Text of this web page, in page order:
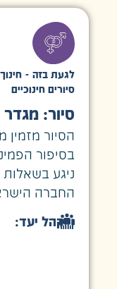
לגעת בזה - חינוך
סיורים חינוכיים
סיור:
הסיור
בסיפור
ניגע
החברה
קהל יעד: